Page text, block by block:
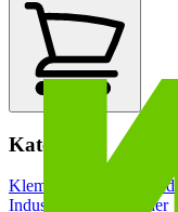
Kategorien
Klemmen,
Industriesteckverbinder